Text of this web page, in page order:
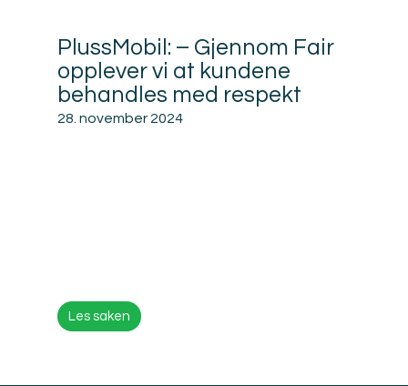
PlussMobil: – Gjennom Fair
opplever vi at kundene
behandles med respekt
28. november 2024
Les saken